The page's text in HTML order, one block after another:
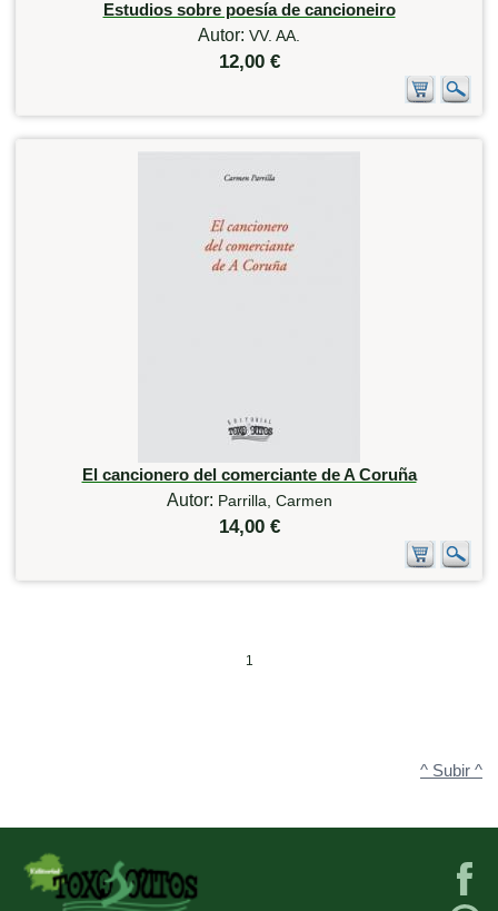
Estudios sobre poesía de cancioneiro
Autor: VV. AA.
12,00 €
El cancionero del comerciante de A Coruña
Autor: Parrilla, Carmen
14,00 €
1
^ Subir ^